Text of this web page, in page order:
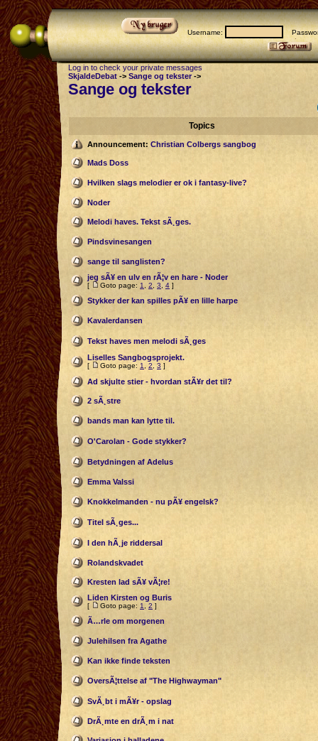
Username:
Log in to check your private messages
SkjaldeDebat -> Sange og tekster->
Sange og tekster
Topics
Announcement: Christian Colbergs sangbog
Mads Doss
Hvilken slags melodier er ok i fantasy-live?
Noder
Melodi haves. Tekst sÃ¸ges.
Pindsvinesangen
sange til sanglisten?
jeg sÃ¥ en ulv en rÃ¦v en hare - Noder
[ Goto page: 1 2 3 4 ]
Stykker der kan spilles pÃ¥ en lille harpe
Kavalerdansen
Tekst haves men melodi sÃ¸ges
Liselles Sangbogsprojekt.
[ Goto page: 1 2 3 ]
Ad skjulte stier - hvordan stÃ¥r det til?
2 sÃ¸stre
bands man kan lytte til.
O'Carolan - Gode stykker?
Betydningen af Adelus
Emma Valssi
Knokkelmanden - nu pÃ¥ engelsk?
Titel sÃ¸ges...
I den hÃ¸je riddersal
Rolandskvadet
Kresten lad sÃ¥ vÃ¦re!
Liden Kirsten og Buris
[ Goto page: 1 2 ]
Ã…rle om morgenen
Julehilsen fra Agathe
Kan ikke finde teksten
OversÃ¦ttelse af "The Highwayman"
SvÃ¸bt i mÃ¥r - opslag
DrÃ¸mte en drÃ¸m i nat